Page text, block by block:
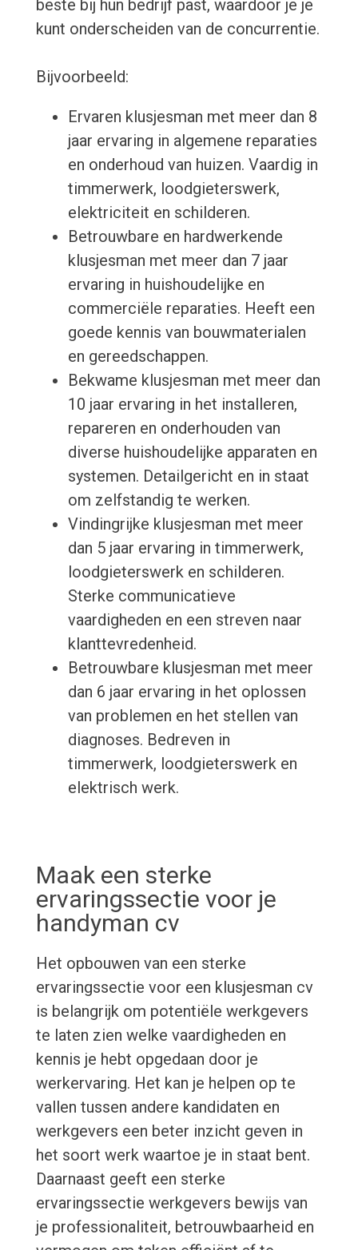
beste bij hun bedrijf past, waardoor je je
kunt onderscheiden van de concurrentie.
Bijvoorbeeld:
Ervaren klusjesman met meer dan 8
jaar ervaring in algemene reparaties
en onderhoud van huizen. Vaardig in
timmerwerk, loodgieterswerk,
elektriciteit en schilderen.
Betrouwbare en hardwerkende
klusjesman met meer dan 7 jaar
ervaring in huishoudelijke en
commerciële reparaties. Heeft een
goede kennis van bouwmaterialen
en gereedschappen.
Bekwame klusjesman met meer dan
10 jaar ervaring in het installeren,
repareren en onderhouden van
diverse huishoudelijke apparaten en
systemen. Detailgericht en in staat
om zelfstandig te werken.
Vindingrijke klusjesman met meer
dan 5 jaar ervaring in timmerwerk,
loodgieterswerk en schilderen.
Sterke communicatieve
vaardigheden en een streven naar
klanttevredenheid.
Betrouwbare klusjesman met meer
dan 6 jaar ervaring in het oplossen
van problemen en het stellen van
diagnoses. Bedreven in
timmerwerk, loodgieterswerk en
elektrisch werk.
Maak een sterke
ervaringssectie voor je
handyman cv
Het opbouwen van een sterke
ervaringssectie voor een klusjesman cv
is belangrijk om potentiële werkgevers
te laten zien welke vaardigheden en
kennis je hebt opgedaan door je
werkervaring. Het kan je helpen op te
vallen tussen andere kandidaten en
werkgevers een beter inzicht geven in
het soort werk waartoe je in staat bent.
Daarnaast geeft een sterke
ervaringssectie werkgevers bewijs van
je professionaliteit, betrouwbaarheid en